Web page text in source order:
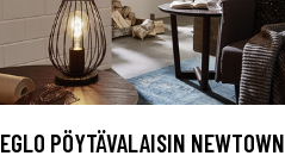
EGLO PÖYTÄVALAISIN NEWTOWN